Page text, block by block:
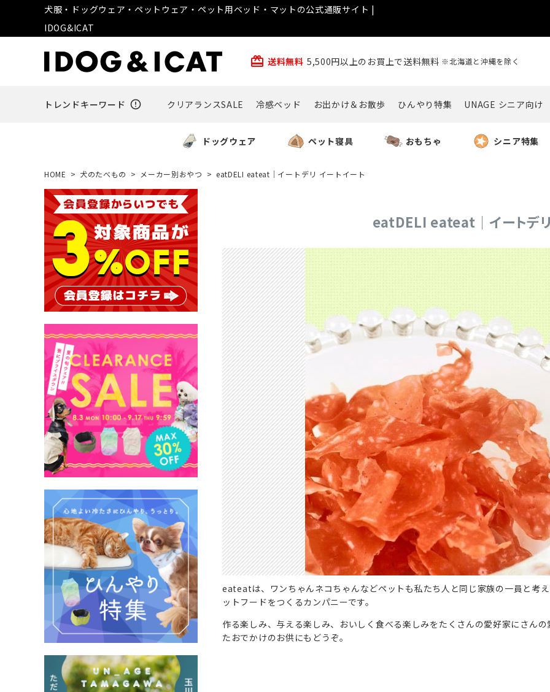
犬服・ドッグウェア・ペットウェア・ペット用ベッド・マットの公式通販サイト |
IDOG&ICAT
card_giftcard 送料無料 5,500円以上のお買上で送料無料 ※北海道と沖縄を除く
トレンドキーワード error_outline クリアランスSALE 冷感ベッド お出かけ＆お散歩 ひんやり特集 UNAGE シニア向け
ドッグウェア ペット寝具 おもちゃ シニア特集
HOME 犬のたべもの メーカー別おやつ eatDELI eateat｜イートデリ イートイート
eatDELI eateat｜イートデ
eateatは、ワンちゃんネコちゃんなどペットも私たち人と同じ家族の一員と
ットフードをつくるカンパニーです。
作る楽しみ、与える楽しみ、おいしく食べる楽しみをたくさんの愛好家にさん
たおでかけのお供にもどうぞ。